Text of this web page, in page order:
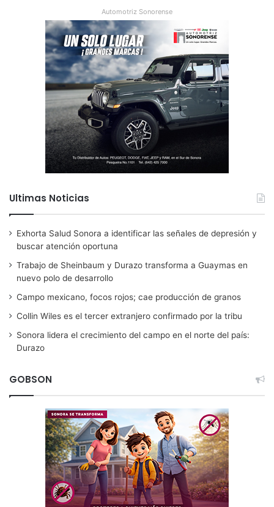
Automotriz Sonorense
Ultimas Noticias
Exhorta Salud Sonora a identificar las señales de depresión y
buscar atención oportuna
Trabajo de Sheinbaum y Durazo transforma a Guaymas en
nuevo polo de desarrollo
Campo mexicano, focos rojos; cae producción de granos
Collin Wiles es el tercer extranjero confirmado por la tribu
Sonora lidera el crecimiento del campo en el norte del país:
Durazo
GOBSON